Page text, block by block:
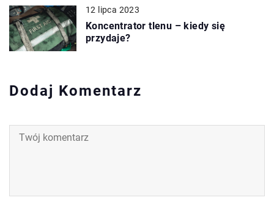
12 lipca 2023
Koncentrator tlenu – kiedy się
przydaje?
Dodaj Komentarz